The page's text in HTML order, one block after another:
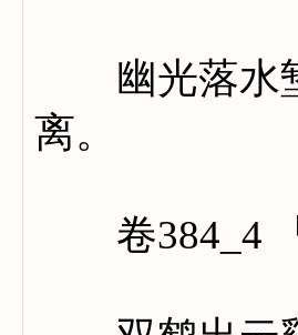
幽光落水堑
离。
卷384_4